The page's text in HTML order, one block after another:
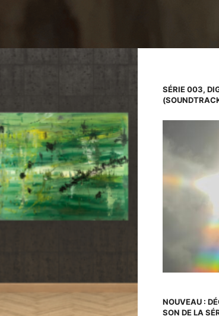
€
SÉRIE 003,
NOUVEAU :
SON DE LA